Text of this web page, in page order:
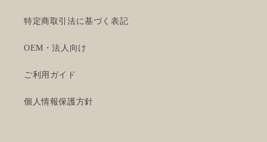
特定商取引法に基づく表記
OEM・法人向け
ご利用ガイド
個人情報保護方針